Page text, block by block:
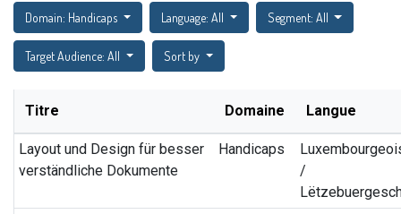
Domain: Handicaps Language: All Segment: All
Target Audience: All Sort by
Titre Domaine Langue
Layout und Design für besser
verständliche Dokumente
Handicaps
/